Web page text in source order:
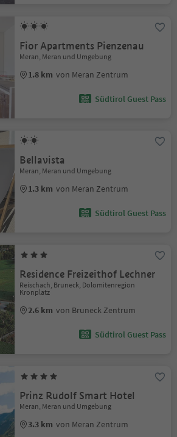
Fior Apartments Pienzenau
Meran, Meran und Umgebung
1.8 km von Meran Zentrum
Südtirol Guest Pass
Bellavista
Meran, Meran und Umgebung
1.3 km von Meran Zentrum
Südtirol Guest Pass
Residence Freizeithof Lechner
Reischach, Bruneck, Dolomitenregion
Kronplatz
2.6 km von Bruneck Zentrum
Südtirol Guest Pass
Prinz Rudolf Smart Hotel
Meran, Meran und Umgebung
3.3 km von Meran Zentrum